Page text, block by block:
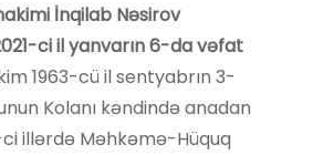
İnqilab Nəsirov
ci il yanvarın 6-da vəfat
1963-cü il sentyabrın 3-
Kolanı kəndində anadan
illərdə Məhkəmə-Hüquq